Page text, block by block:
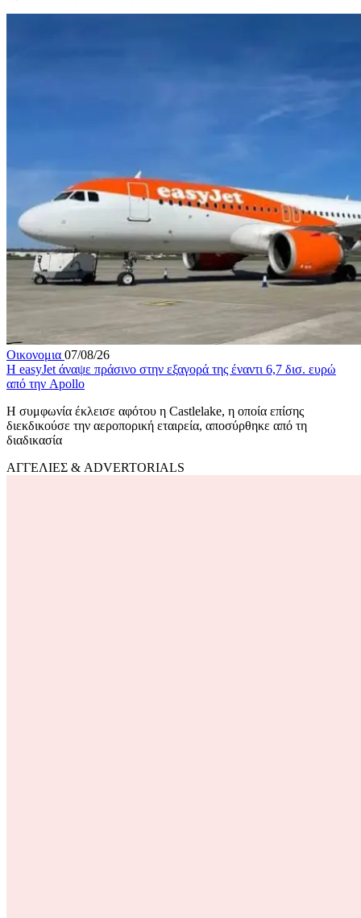
Οικονομια 07/08/26
Η easyJet άναψε πράσινο στην εξαγορά της έναντι 6,7 δισ. ευρώ
από την Apollo
Η συμφωνία έκλεισε αφότου η Castlelake, η οποία επίσης
διεκδικούσε την αεροπορική εταιρεία, αποσύρθηκε από τη
διαδικασία
ΑΓΓΕΛΙΕΣ & ADVERTORIALS